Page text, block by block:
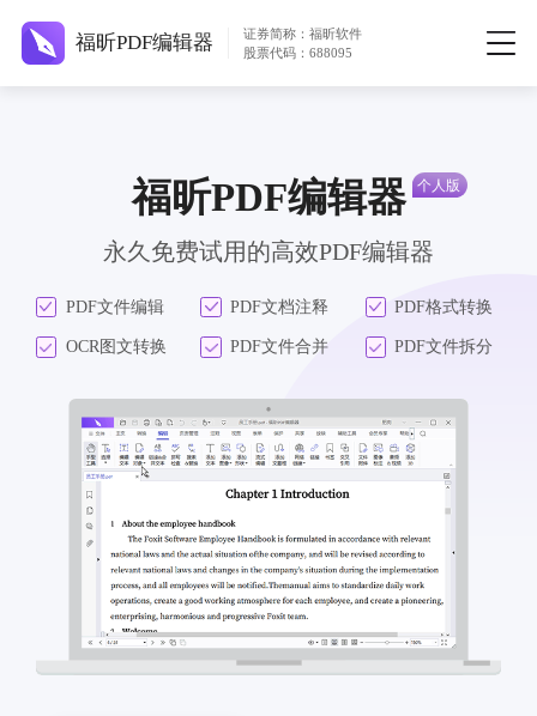
福昕PDF编辑器
证券简称：福昕软件
股票代码：688095
福昕PDF编辑器
永久免费试用的高效PDF编辑器
PDF文件编辑 PDF文档注释 PDF格式转换
OCR图文转换 PDF文件合并 PDF文件拆分